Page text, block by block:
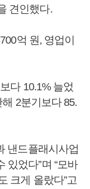
견인했다.
억 원, 영업이
다 10.1% 늘었
2분기보다 85.
낸드플래시사업
있었다”며 “모바
크게 올랐다”고